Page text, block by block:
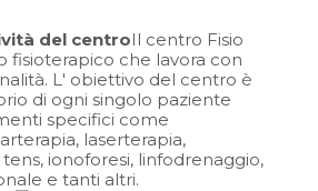
del centroIl centro Fisio
fisioterapico che lavora con
L' obiettivo del centro è
di ogni singolo paziente
specifici come
laserterapia,
ionoforesi, linfodrenaggio,
e tanti altri.